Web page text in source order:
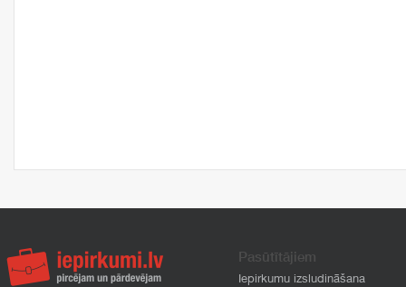
Pasūtītājiem
Iepirkumu izsludināšana